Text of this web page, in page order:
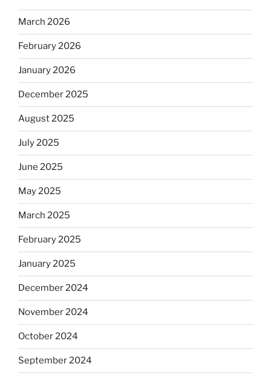
March 2026
February 2026
January 2026
December 2025
August 2025
July 2025
June 2025
May 2025
March 2025
February 2025
January 2025
December 2024
November 2024
October 2024
September 2024